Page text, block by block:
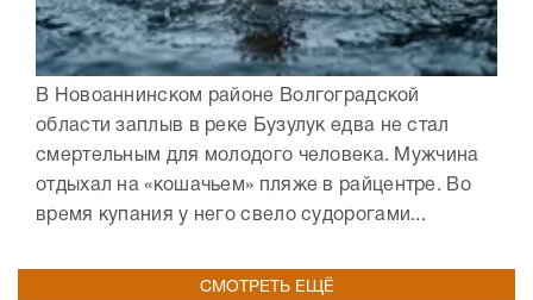
В Новоаннинском районе Волгоградской
области заплыв в реке Бузулук едва не стал
смертельным для молодого человека. Мужчина
отдыхал на «кошачьем» пляже в райцентре. Во
время купания у него свело судорогами...
СМОТРЕТЬ ЕЩЁ